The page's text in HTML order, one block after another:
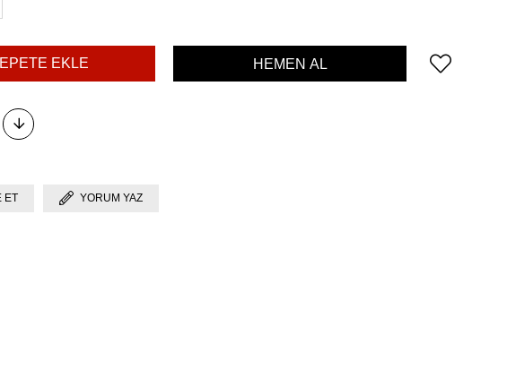
ET YORUM YAZ